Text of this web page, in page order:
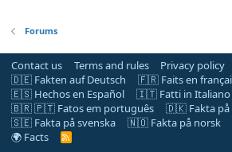
Forums
Contact us Terms and rules Privacy policy
🇩🇪 Fakten auf Deutsch
🇫🇷 Faits en
🇪🇸 Hechos en Español
🇮🇹 Fatti in Italiano
🇧🇷 🇵🇹 Fatos em português
🇩🇰 Fakta på
🇸🇪 Fakta på svenska
🇳🇴 Fakta på norsk
🌍 Facts
R